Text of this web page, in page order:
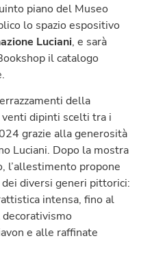
piano del Museo
lo spazio espositivo
Luciani, e sarà
il catalogo
della
venti dipinti scelti tra i
grazie alla generosità
Luciani. Dopo la mostra
l’allestimento propone
diversi generi pittorici:
intensa, fino al
e alle raffinate